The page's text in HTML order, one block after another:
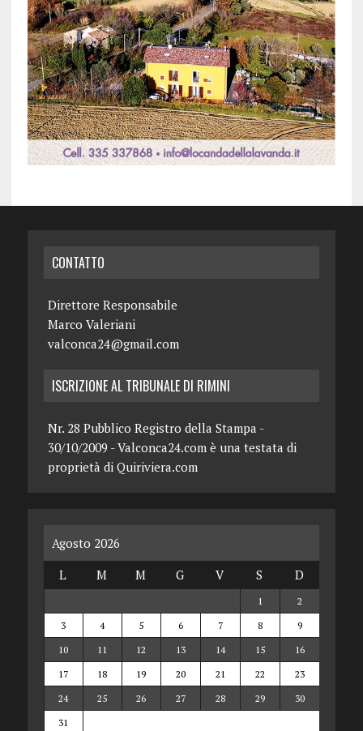
CONTATTO
Direttore Responsabile
Marco Valeriani
valconca24@gmail.com
ISCRIZIONE AL TRIBUNALE DI RIMINI
Nr. 28 Pubblico Registro della Stampa -
30/10/2009 - Valconca24.com è una testata di
proprietà di Quiriviera.com
Agosto 2026
L
M M G V S D
1
2
3
4 5 6 7 8
9
10
11 12 13 14 15
16
17
18 19 20 21 22
23
24
25 26 27 28 29
30
31